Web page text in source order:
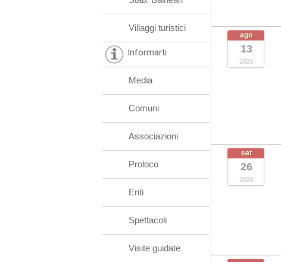
ago
13
2026
set
26
2026
Villaggi turistici
Informarti
Media
Comuni
Associazioni
Proloco
Enti
Spettacoli
Visite guidate